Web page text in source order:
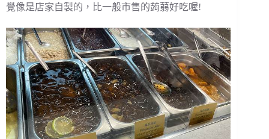
覺像是店家自製的，比一般市售的蒟蒻好吃喔!